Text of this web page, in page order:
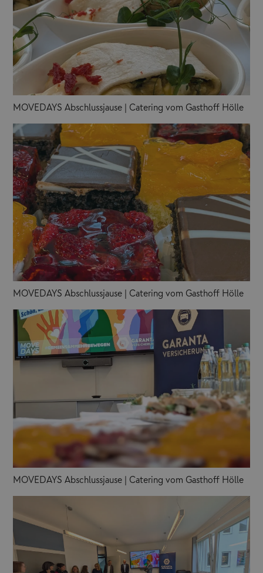
MOVEDAYS Abschlussjause | Catering vom Gasthoff Hölle
MOVEDAYS Abschlussjause | Catering vom Gasthoff Hölle
MOVEDAYS Abschlussjause | Catering vom Gasthoff Hölle